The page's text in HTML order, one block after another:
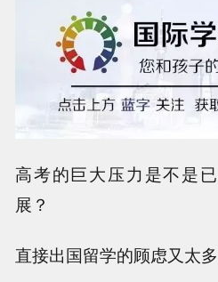
高考的巨大压力是不是
展？
直接出国留学的顾虑又太